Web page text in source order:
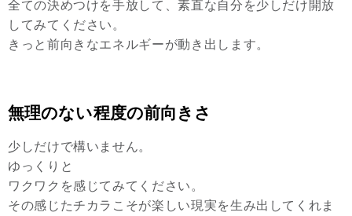
全ての決めつけを手放して、素直な自分を少しだけ開放
してみてください。
きっと前向きなエネルギーが動き出します。
無理のない程度の前向きさ
少しだけで構いません。
ゆっくりと
ワクワクを感じてみてください。
その感じたチカラこそが楽しい現実を生み出してくれま